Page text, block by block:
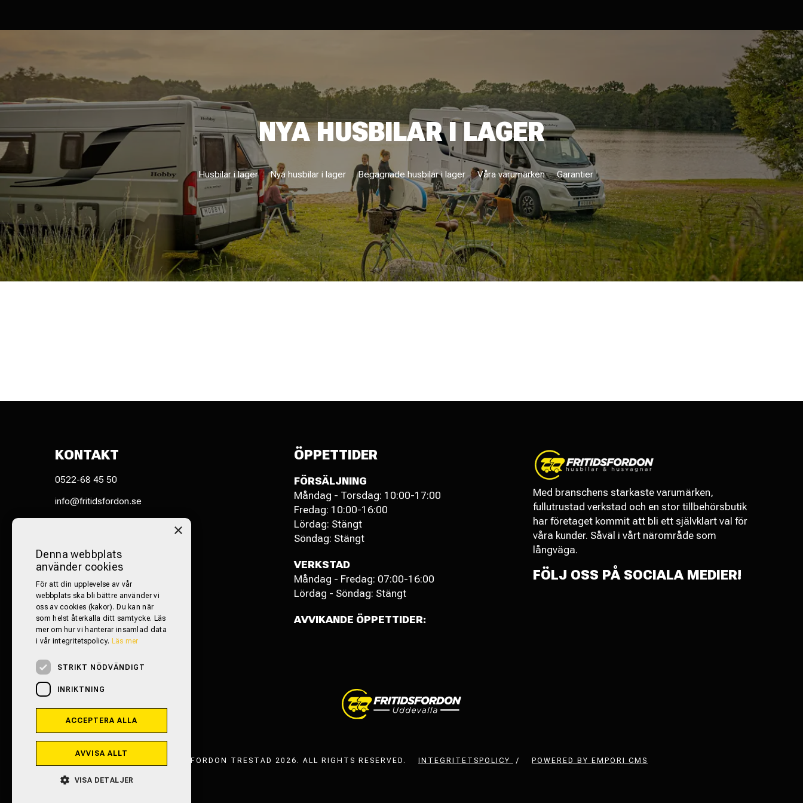
NYA HUSBILAR I LAGER
Husbilar i lager Nya husbilar i lager Begagnade husbilar i lager Våra varumärken Garantier
KONTAKT
0522-68 45 50
info@fritidsfordon.se
Spikvägen 7 451 75 UDDEVALLA
ÖPPETTIDER
FÖRSÄLJNING
Måndag - Torsdag: 10:00-17:00
Fredag: 10:00-16:00
Lördag: Stängt
Söndag: Stängt
VERKSTAD
Måndag - Fredag: 07:00-16:00
Lördag - Söndag: Stängt
AVVIKANDE ÖPPETTIDER:
Med branschens starkaste varumärken,
fullutrustad verkstad och en stor tillbehörsbutik
har företaget kommit att bli ett självklart val för
våra kunder. Såväl i vårt närområde som
långväga.
FÖLJ OSS PÅ SOCIALA MEDIER!
FRITIDSFORDON TRESTAD 2026. ALL RIGHTS RESERVED. INTEGRITETSPOLICY POWERED BY EMPORI CMS
×
Denna webbplats
använder cookies
För att din upplevelse av vår
webbplats ska bli bättre använder vi
oss av cookies (kakor). Du kan när
som helst återkalla ditt samtycke. Läs
mer om hur vi hanterar insamlad data
i vår integritetspolicy. Läs mer
STRIKT NÖDVÄNDIGT
INRIKTNING
ACCEPTERA ALLA
AVVISA ALLT
VISA DETALJER